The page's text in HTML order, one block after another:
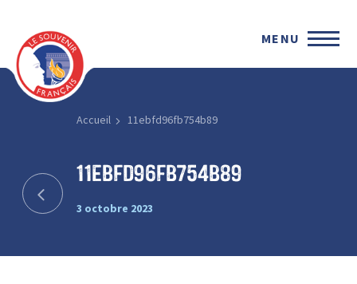
MENU
Accueil 11ebfd96fb754b89
11ebfd96fb754b89
3 octobre 2023